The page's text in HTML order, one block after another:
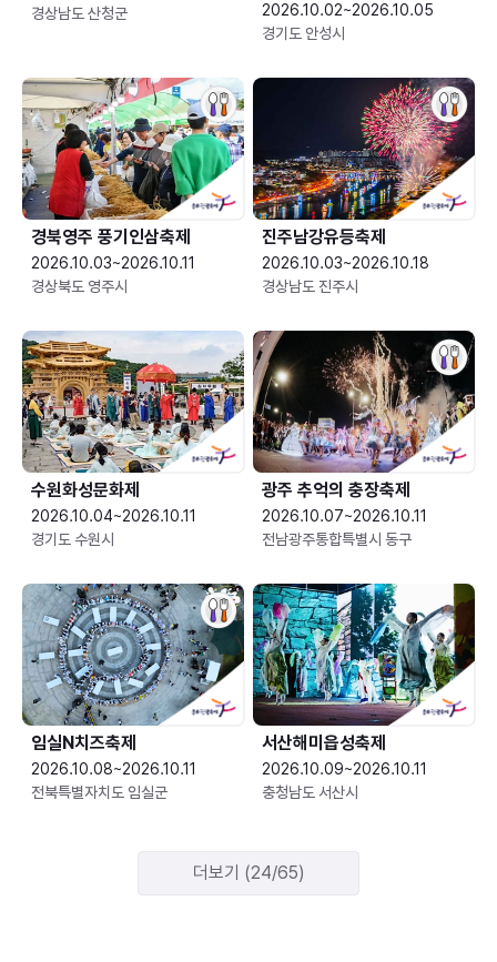
경상남도 산청군
2026.10.02~2026.10.05
경기도 안성시
경북영주 풍기인삼축제
2026.10.03~2026.10.11
경상북도 영주시
진주남강유등축제
2026.10.03~2026.10.18
경상남도 진주시
수원화성문화제
2026.10.04~2026.10.11
경기도 수원시
광주 추억의 충장축제
2026.10.07~2026.10.11
전남광주통합특별시 동구
임실N치즈축제
2026.10.08~2026.10.11
전북특별자치도 임실군
서산해미읍성축제
2026.10.09~2026.10.11
충청남도 서산시
더보기 (24/65)